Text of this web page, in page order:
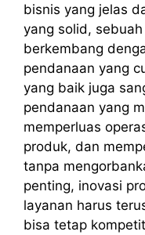
bisnis yang jelas
yang solid,
berkembang
pendanaan yang
yang baik juga
pendanaan yang
memperluas
produk, dan
tanpa
penting, inovasi
layanan harus
bisa tetap